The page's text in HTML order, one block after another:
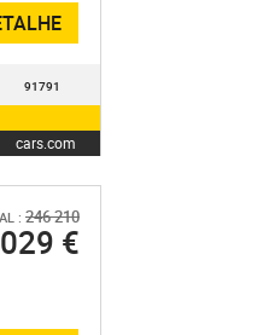
91791
cars.com
: 246 210
€